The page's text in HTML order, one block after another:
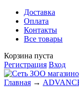
Доставка
Оплата
Контакты
Все товары
Корзина пуста
Регистрация Вход
Главная →